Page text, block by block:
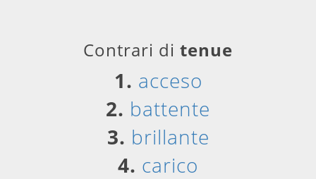
Contrari di tenue
1. acceso
2. battente
3. brillante
4. carico